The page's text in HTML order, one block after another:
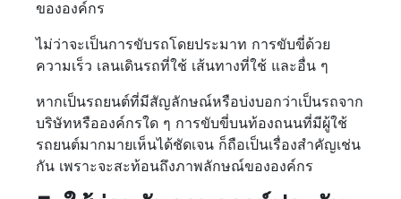
ขององค์กร
ไม่ว่าจะเป็นการขับรถโดยประมาท การขับขี่ด้วย
ความเร็ว เลนเดินรถที่ใช้ เส้นทางที่ใช้ และอื่น ๆ
หากเป็นรถยนต์ที่มีสัญลักษณ์หรือบ่งบอกว่าเป็นรถจาก
บริษัทหรือองค์กรใด ๆ การขับขี่บนท้องถนนที่มีผู้ใช้
รถยนต์มากมายเห็นได้ชัดเจน ก็ถือเป็นเรื่องสำคัญเช่น
กัน เพราะจะสะท้อนถึงภาพลักษณ์ขององค์กร